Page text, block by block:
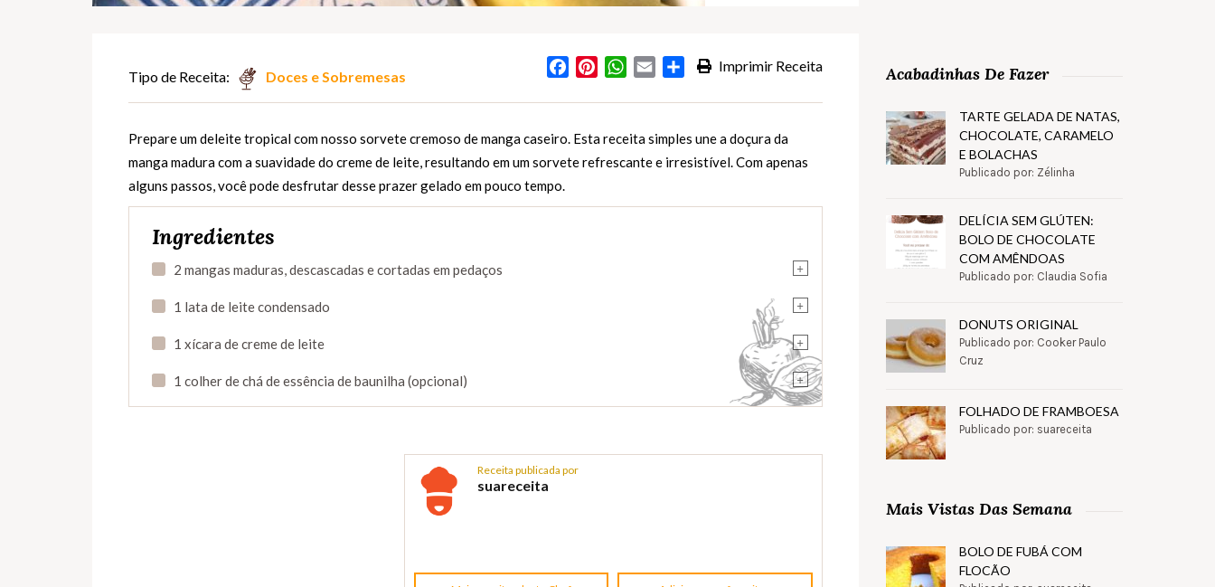
Imprimir Receita
FacebookPinterestWhatsApp
Email Partilhar
Tipo de Receita: Doces e Sobremesas
Prepare um deleite tropical com nosso sorvete cremoso de manga caseiro. Esta receita simples une a doçura da
manga madura com a suavidade do creme de leite, resultando em um sorvete refrescante e irresistível. Com apenas
alguns passos, você pode desfrutar desse prazer gelado em pouco tempo.
Ingredientes
+
2 mangas maduras, descascadas e cortadas em pedaços
+
1 lata de leite condensado
+
1 xícara de creme de leite
+
1 colher de chá de essência de baunilha (opcional)
Receita publicada por
suareceita
Acabadinhas De Fazer
TARTE GELADA DE NATAS,
CHOCOLATE, CARAMELO
E BOLACHAS
Publicado por: Zélinha
DELÍCIA SEM GLÚTEN:
BOLO DE CHOCOLATE
COM AMÊNDOAS
Publicado por: Claudia Sofia
DONUTS ORIGINAL
Publicado por: Cooker Paulo
Cruz
FOLHADO DE FRAMBOESA
Publicado por: suareceita
Mais Vistas Das Semana
BOLO DE FUBÁ COM
FLOCÃO